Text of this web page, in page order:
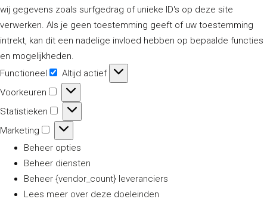
wij gegevens zoals surfgedrag of unieke ID's op deze site
verwerken. Als je geen toestemming geeft of uw toestemming
intrekt, kan dit een nadelige invloed hebben op bepaalde functies
en mogelijkheden.
Functioneel
Functioneel
Altijd actief
Voorkeuren
Voorkeuren
Statistieken
Statistieken
Marketing
Marketing
Beheer opties
Beheer diensten
Beheer {vendor_count} leveranciers
Lees meer over deze doeleinden